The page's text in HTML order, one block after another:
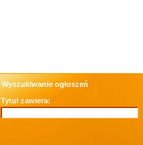
Wyszukiwanie ogłoszeń
Tytuł zawiera: